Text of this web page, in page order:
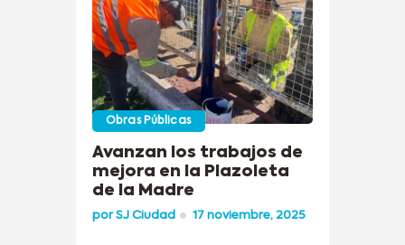
Obras Públicas
Avanzan los trabajos de
mejora en la Plazoleta
de la Madre
porSJ Ciudad 17 noviembre, 2025